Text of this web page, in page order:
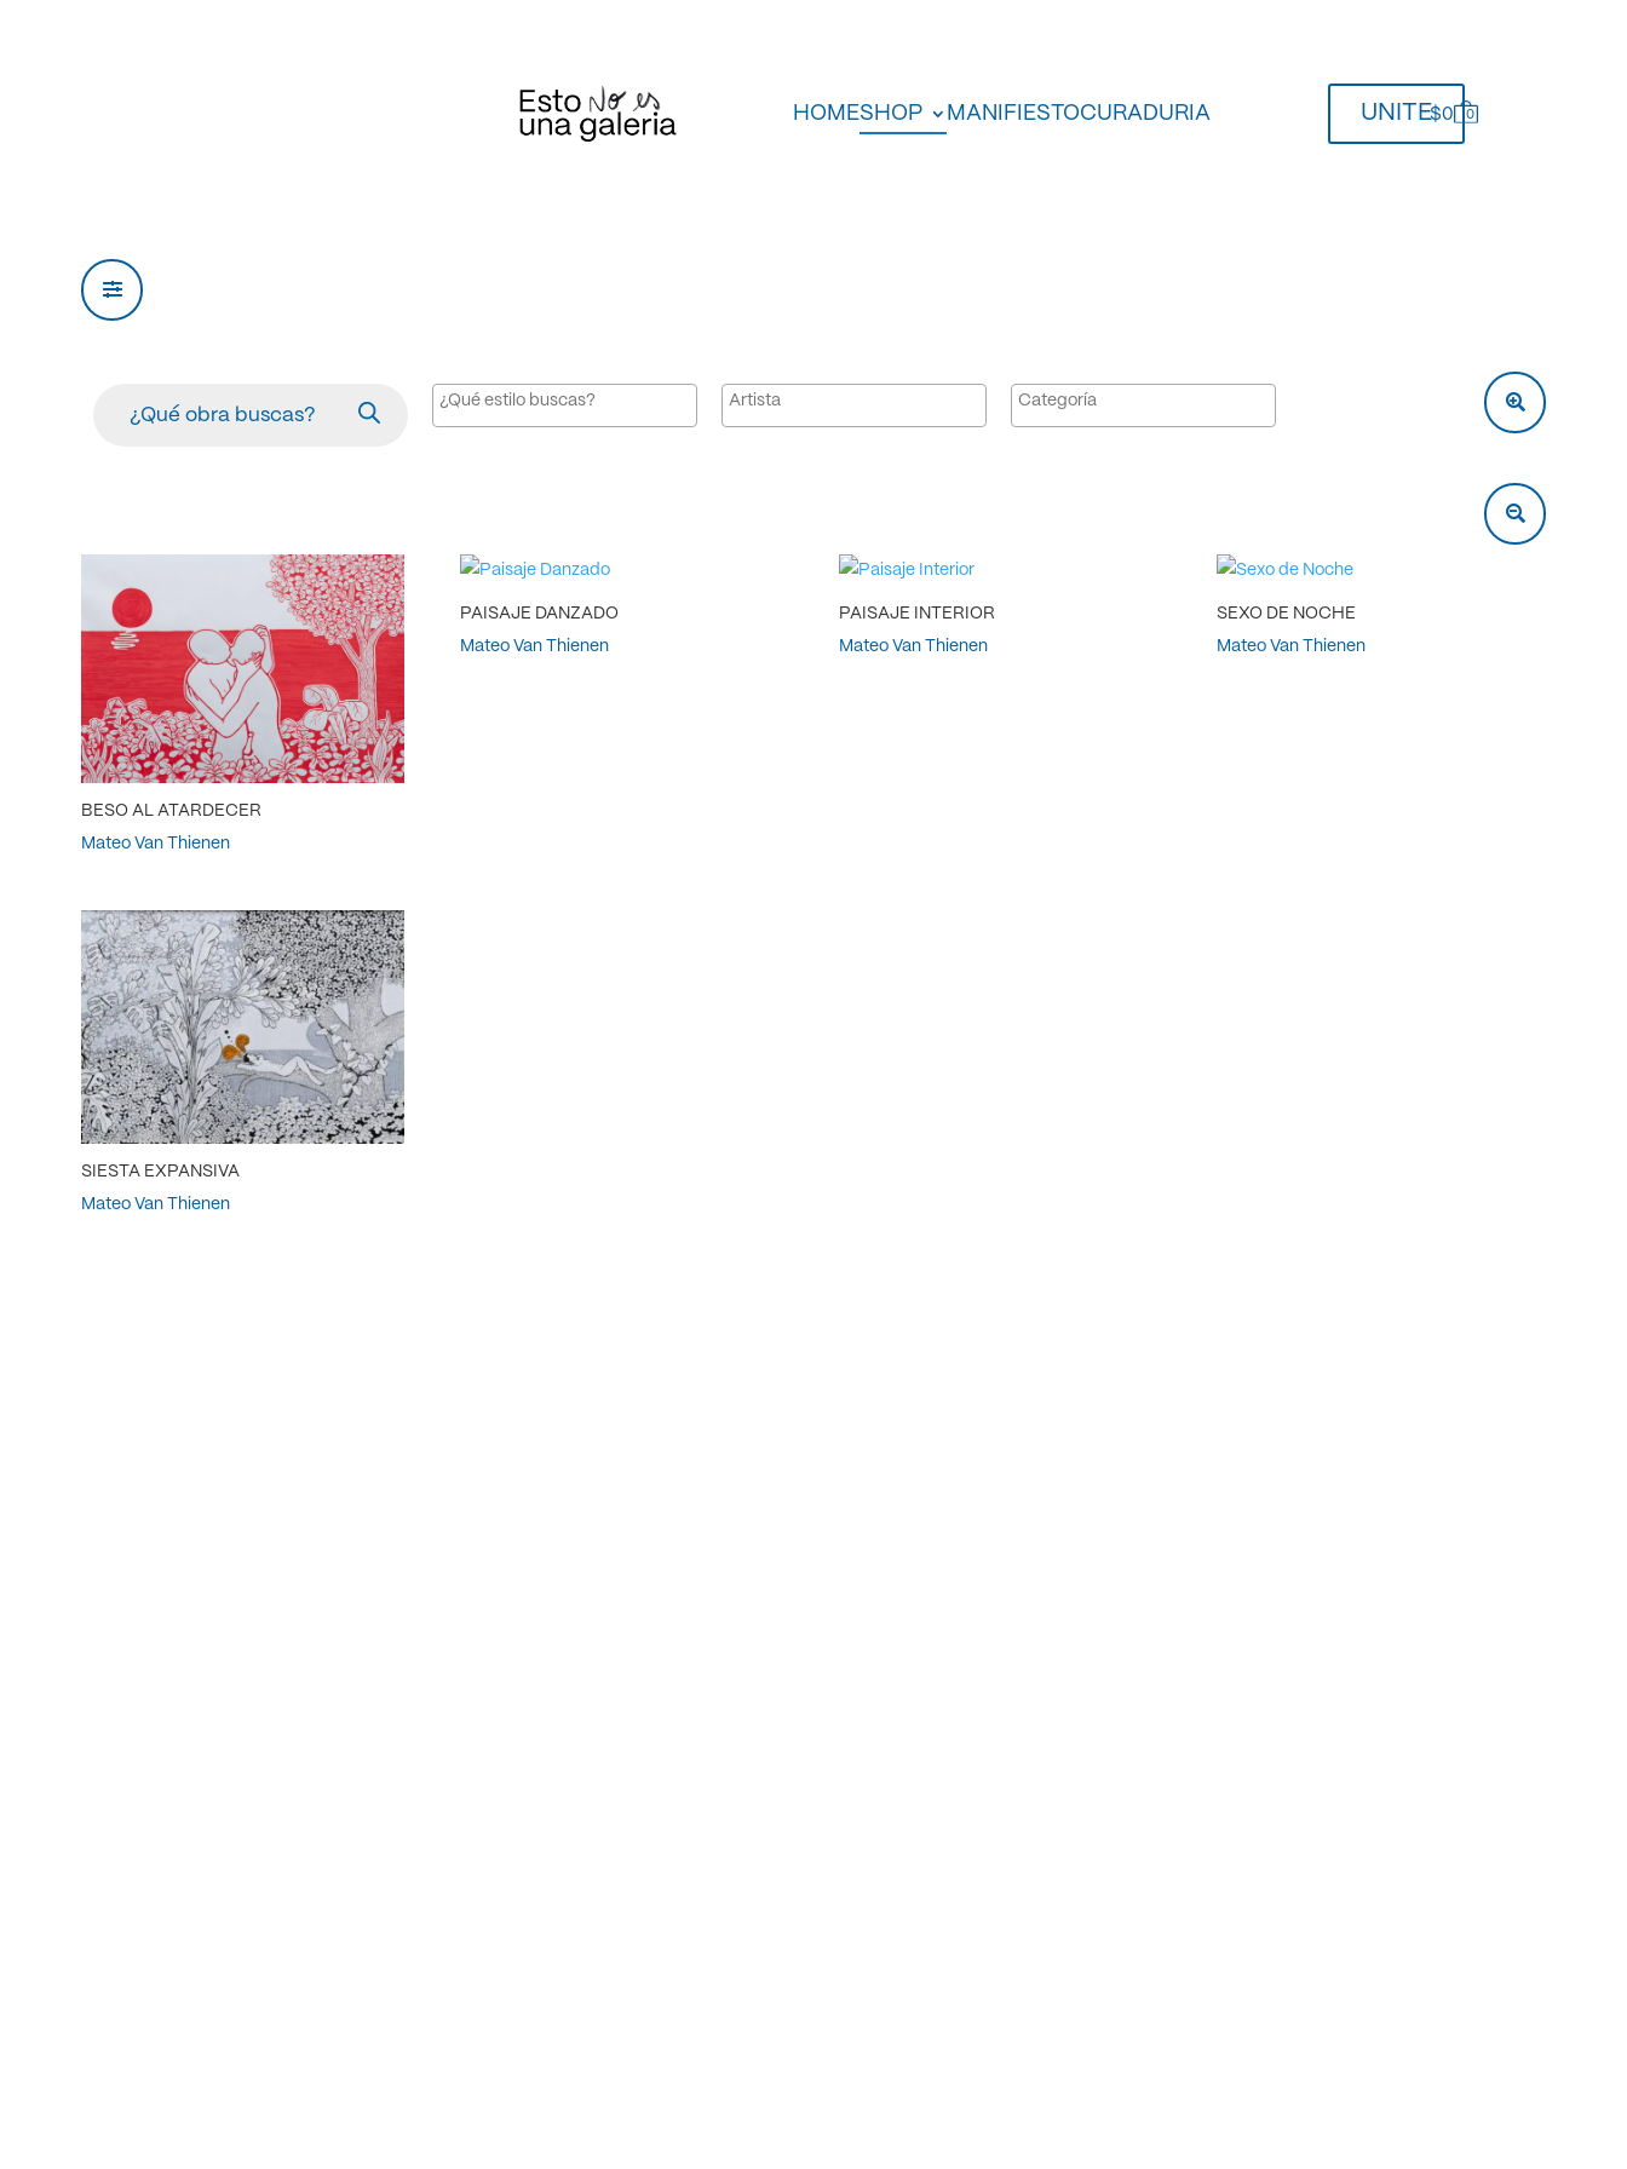
HOMESHOP MANIFIESTOCURADURIA
0
$0
UNITE
search
BESO AL ATARDECER
Mateo Van Thienen
PAISAJE DANZADO
Mateo Van Thienen
PAISAJE INTERIOR
Mateo Van Thienen
SEXO DE NOCHE
Mateo Van Thienen
SIESTA EXPANSIVA
Mateo Van Thienen